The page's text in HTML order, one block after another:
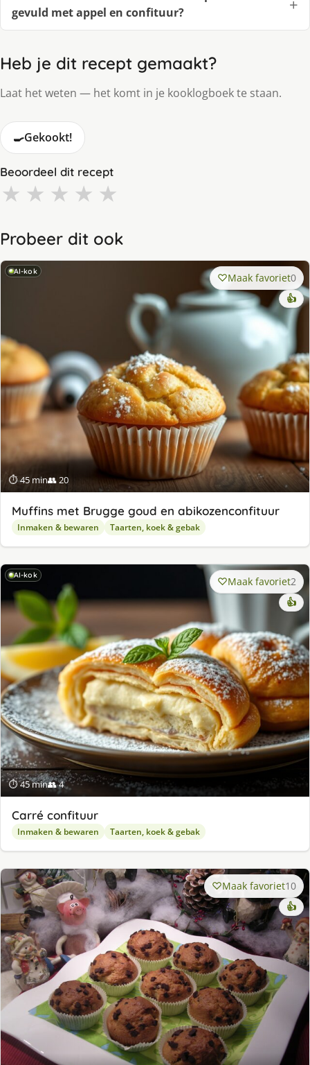
gevuld met appel en confituur?
Heb je dit recept gemaakt?
Laat het weten — het komt in je kooklogboek te staan.
🍳Gekookt!
Beoordeel dit recept
★ ★ ★ ★ ★
Probeer dit ook
AI-kok
⏱ 45 min👥 20
Maak favoriet0
👍
Muffins met Brugge goud en abikozenconfituur
Inmaken & bewaren Taarten, koek & gebak
AI-kok
⏱ 45 min👥 4
Maak favoriet2
👍
Carré confituur
Inmaken & bewaren Taarten, koek & gebak
Maak favoriet10
👍